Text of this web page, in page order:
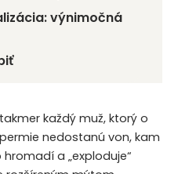
výnimočná
každý muž, ktorý o
nedostanú von, kam
a „exploduje“